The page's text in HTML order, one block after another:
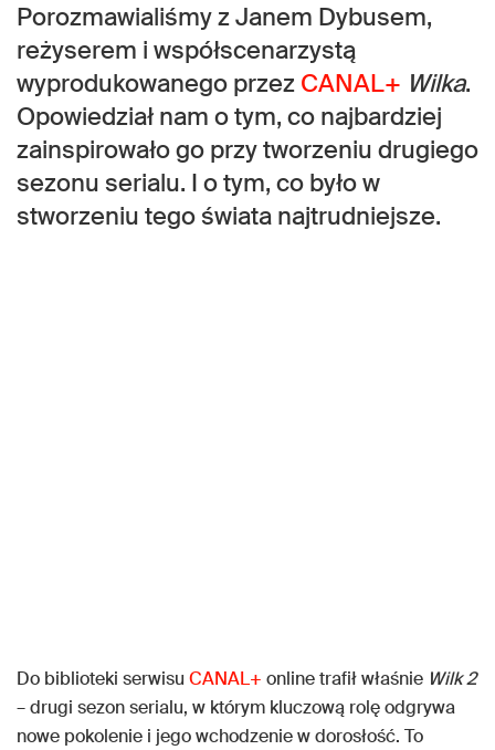
Porozmawialiśmy z Janem Dybusem,
reżyserem i współscenarzystą
wyprodukowanego przez CANAL+ Wilka.
Opowiedział nam o tym, co najbardziej
zainspirowało go przy tworzeniu drugiego
sezonu serialu. I o tym, co było w
stworzeniu tego świata najtrudniejsze.
Do biblioteki serwisu CANAL+ online trafił właśnie Wilk 2
– drugi sezon serialu, w którym kluczową rolę odgrywa
nowe pokolenie i jego wchodzenie w dorosłość. To